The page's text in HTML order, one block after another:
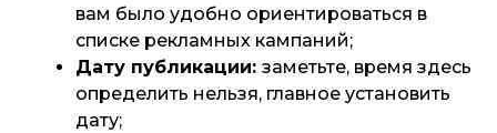
вам было удобно ориентироваться в
списке рекламных кампаний;
Дату публикации: заметьте, время здесь
определить нельзя, главное установить
дату;